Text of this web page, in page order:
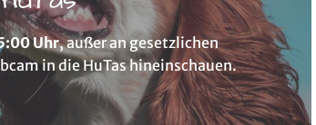
Uhr, außer an gesetzlichen
in die HuTas hineinschauen.